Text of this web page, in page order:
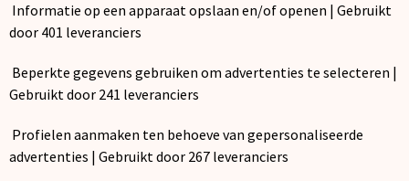
Informatie op een apparaat opslaan en/of openen | Gebruikt
door 401 leveranciers
Beperkte gegevens gebruiken om advertenties te selecteren |
Gebruikt door 241 leveranciers
Profielen aanmaken ten behoeve van gepersonaliseerde
advertenties | Gebruikt door 267 leveranciers